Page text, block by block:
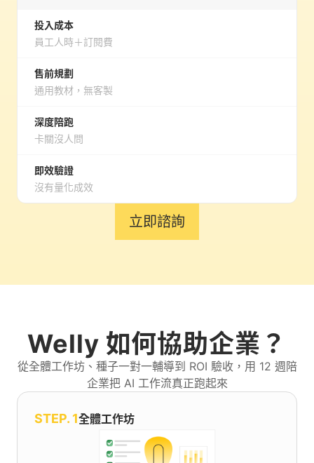
投入成本
員工人時＋訂閱費
售前規劃
通用教材，無客製
深度陪跑
卡關沒人問
即效驗證
沒有量化成效
立即諮詢
Welly 如何協助企業？
從全體工作坊、種子一對一輔導到 ROI 驗收，用 12 週陪
企業把 AI 工作流真正跑起來
STEP. 1全體工作坊